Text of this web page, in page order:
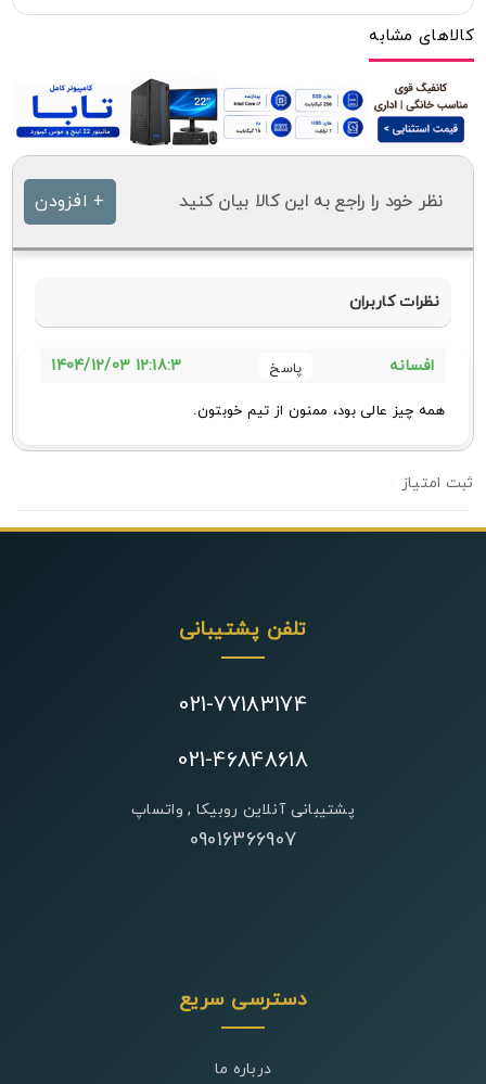
کالاهای مشابه
نظر خود را راجع به این کالا بیان کنید + افزودن
نظرات کاربران
افسانه 12:18:3 1404/12/03
همه چیز عالی بود، ممنون از تیم خوبتون.
تلفن پشتیبانی
021-77183174
021-46848618
پشتیبانی آنلاین روبیکا , واتساپ
09016366907
دسترسی سریع
درباره ما